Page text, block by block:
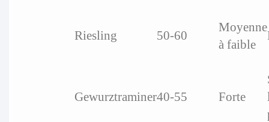
Riesling 50-60
Moyenne
à faible
Gewurztraminer40-55 Forte